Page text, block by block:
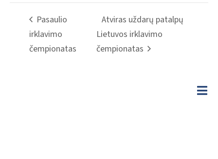
Pasaulio
irklavimo
čempionatas
Atviras uždarų patalpų
Lietuvos irklavimo
čempionatas